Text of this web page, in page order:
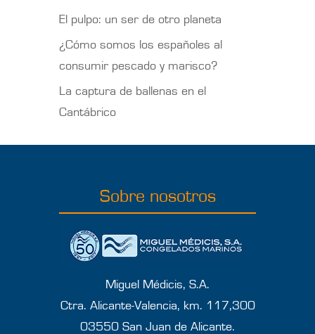
El pulpo: un ser de otro planeta
¿Cómo somos los españoles al
consumir pescado y marisco?
La captura de ballenas en el
Cantábrico
Sobre nosotros
Miguel Médicis, S.A.
Ctra. Alicante-Valencia, km. 117,300
03550 San Juan de Alicante.